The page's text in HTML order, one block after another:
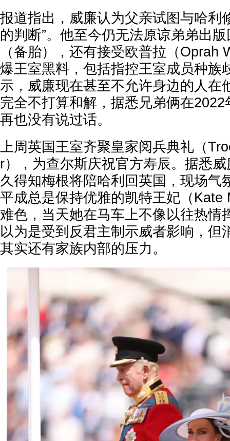
报道指出，威廉认为父亲试图与哈利
的判断”。他至今仍无法原谅弟弟出
（备胎），还有接受欧普拉（Oprah
爆王室黑料，包括指控王室成员种族
示，威廉现在甚至不允许身边的人在
完全不打算和解，据悉兄弟俩在
再也没有说过话。
上周英国王室齐聚皇家阅兵典礼（
r），为查尔斯庆祝官方寿辰。据悉
久得知梅根将陪哈利回英国，现场气
平成总是保持优雅的凯特王妃（Kate
难色，当天她在马车上不像以往热情
以为是受到反君主制示威者影响，但
其实还有家族内部的压力。